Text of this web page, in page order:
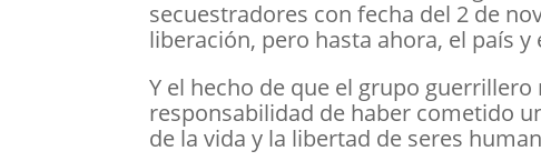
secuestradores con fecha del 2 de
liberación, pero hasta ahora, el país
Y el hecho de que el grupo
responsabilidad de haber cometido
de la vida y la libertad de seres